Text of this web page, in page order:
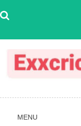
to
MENU